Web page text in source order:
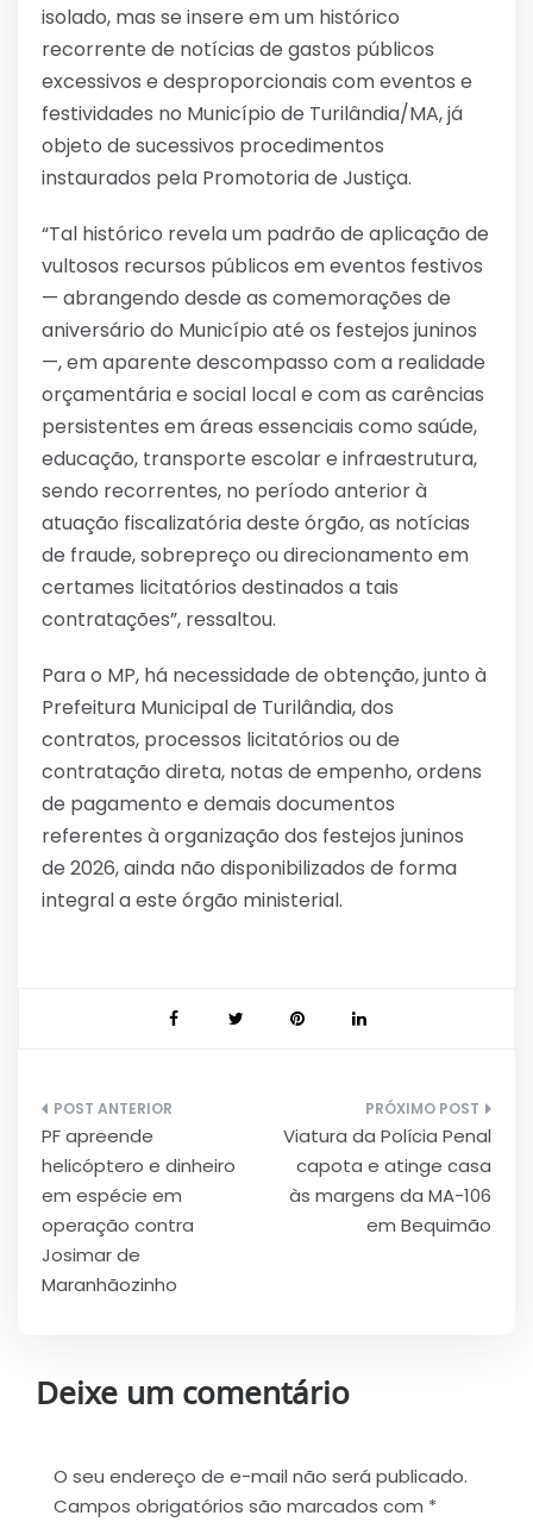
isolado, mas se insere em um histórico
recorrente de notícias de gastos públicos
excessivos e desproporcionais com eventos e
festividades no Município de Turilândia/MA, já
objeto de sucessivos procedimentos
instaurados pela Promotoria de Justiça.
“Tal histórico revela um padrão de aplicação de
vultosos recursos públicos em eventos festivos
— abrangendo desde as comemorações de
aniversário do Município até os festejos juninos
—, em aparente descompasso com a realidade
orçamentária e social local e com as carências
persistentes em áreas essenciais como saúde,
educação, transporte escolar e infraestrutura,
sendo recorrentes, no período anterior à
atuação fiscalizatória deste órgão, as notícias
de fraude, sobrepreço ou direcionamento em
certames licitatórios destinados a tais
contratações”, ressaltou.
Para o MP, há necessidade de obtenção, junto à
Prefeitura Municipal de Turilândia, dos
contratos, processos licitatórios ou de
contratação direta, notas de empenho, ordens
de pagamento e demais documentos
referentes à organização dos festejos juninos
de 2026, ainda não disponibilizados de forma
integral a este órgão ministerial.
Navegação
de
Post
PF apreende
helicóptero e dinheiro
em espécie em
operação contra
Josimar de
Maranhãozinho
Viatura da Polícia Penal
capota e atinge casa
às margens da MA-106
em Bequimão
Deixe um comentário
O seu endereço de e-mail não será publicado.
Campos obrigatórios são marcados com *